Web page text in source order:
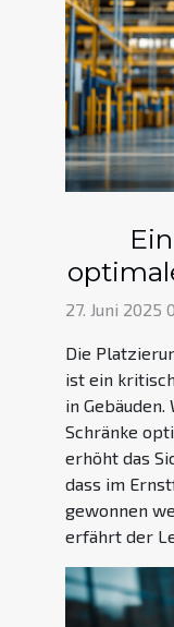
27. Juni 2025
Die
ist ein
in
Schränke
erhöht das
dass im
gewonnen
erfährt der